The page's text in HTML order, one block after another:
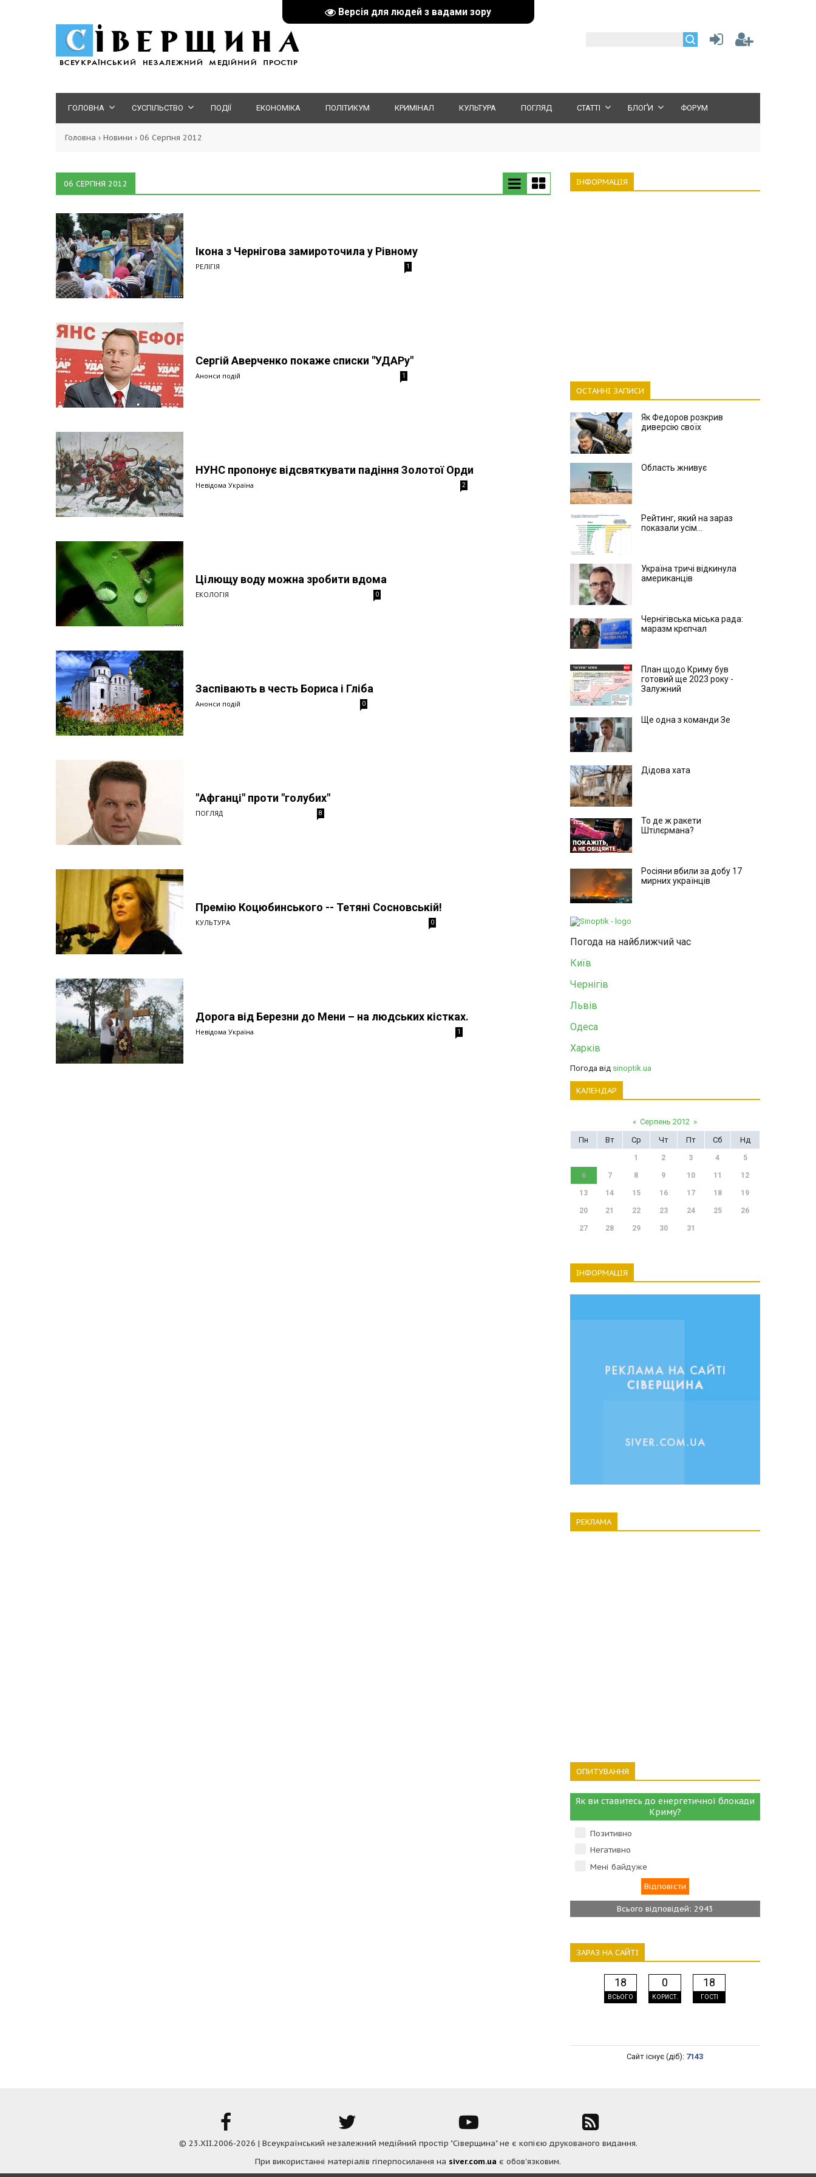
Версія для людей з вадами зору
ГОЛОВНА СУСПІЛЬСТВО ПОДІЇ ЕКОНОМІКА ПОЛІТИКУМ КРИМІНАЛ КУЛЬТУРА ПОГЛЯД СТАТТІ БЛОҐИ ФОРУМ
Головна › Новини › 06 Серпня 2012
06 СЕРПНЯ 2012
Ікона з Чернігова замироточила у Рівному
РЕЛІГІЯ 1
Сергій Аверченко покаже списки "УДАРу"
Анонси подій 1
НУНС пропонує відсвяткувати падіння Золотої Орди
Невідома Україна 2
Цілющу воду можна зробити вдома
ЕКОЛОГІЯ 0
Заспівають в честь Бориса і Гліба
Анонси подій 0
"Афганці" проти "голубих"
ПОГЛЯД 8
Премію Коцюбинського -- Тетяні Сосновській!
КУЛЬТУРА 0
Дорога від Березни до Мени – на людських кістках.
Невідома Україна 1
ІНФОРМАЦІЯ
ОСТАННІ ЗАПИСИ
Як Федоров розкрив
диверсію своїх
Область жнивує
Рейтинг, який на зараз
показали усім...
Україна тричі відкинула
американців
Чернігівська міська рада:
маразм крєпчал
План щодо Криму був
готовий ще 2023 року -
Залужний
Ще одна з команди Зе
Дідова хата
То де ж ракети
Штілєрмана?
Росіяни вбили за добу 17
мирних українців
Погода на найближчий час
Київ
Чернігів
Львів
Одеса
Харків
Погода від sinoptik.ua
КАЛЕНДАР
« Серпень 2012 »
Пн
Вт Ср Чт Пт Сб Нд
1 2 3 4 5
6 7 8 9 10 11 12
13 14 15 16 17 18 19
20 21 22 23 24 25 26
27 28 29 30 31
ІНФОРМАЦІЯ
РЕКЛАМА
ОПИТУВАННЯ
Як ви ставитесь до енергетичної блокади
Криму?
Позитивно
Негативно
Мені байдуже
Всього відповідей: 2943
ЗАРАЗ НА САЙТІ
18
ВСЬОГО
0
КОРИСТ.
18
ГОСТІ
Сайт існує (діб): 7143
© 23.XII.2006-2026 | Всеукраїнський незалежний медійний простір "Сіверщина" не є копією друкованого видання.
При використанні матеріалів гіперпосилання на siver.com.ua є обов'язковим.